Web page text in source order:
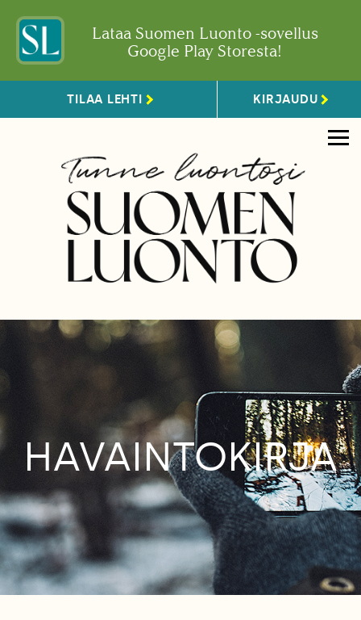
Lataa Suomen Luonto -sovellus
Google Play Storesta!
TILAA LEHTI KIRJAUDU
HAVAINTOKIRJA